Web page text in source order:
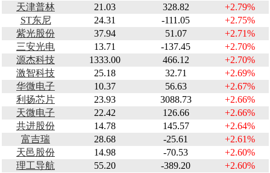
天津普林
21.03 328.82
+2.79%
ST东尼
24.31 -111.05
+2.75%
紫光股份
37.94 51.07
+2.71%
三安光电
13.71 -137.45
+2.70%
源杰科技
1333.00 466.12
+2.70%
激智科技
25.18 32.71
+2.69%
华微电子
10.37 56.63
+2.67%
利扬芯片
23.93 3088.73
+2.66%
天微电子
22.42 126.66
+2.66%
共进股份
14.78 145.57
+2.64%
富吉瑞
28.68 -25.61
+2.61%
天邑股份
14.98 -70.53
+2.60%
理工导航
55.20 -389.20
+2.60%